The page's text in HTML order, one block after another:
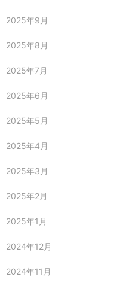
2025年9月
2025年8月
2025年7月
2025年6月
2025年5月
2025年4月
2025年3月
2025年2月
2025年1月
2024年12月
2024年11月